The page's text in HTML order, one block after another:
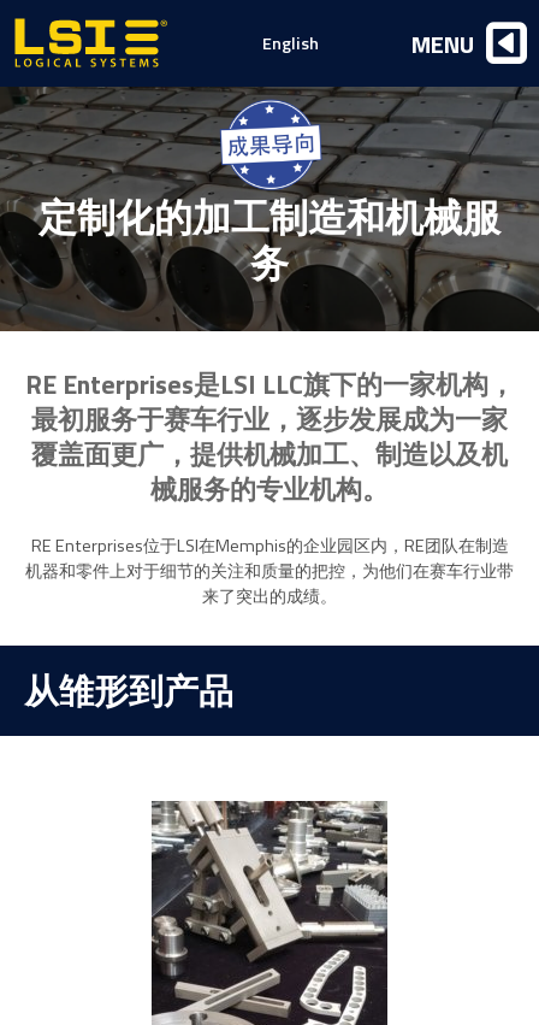
定制化的加工制造和机械服
务
RE Enterprises是LSI LLC旗下的一家机构，
最初服务于赛车行业，逐步发展成为一家
覆盖面更广，提供机械加工、制造以及机
械服务的专业机构。
RE Enterprises位于LSI在Memphis的企业园区内，RE团队在制造
机器和零件上对于细节的关注和质量的把控，为他们在赛车行业带
来了突出的成绩。
从雏形到产品
Logical
Systems,
Inc
English MENU